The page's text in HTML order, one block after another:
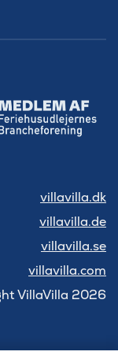
villavilla.dk
villavilla.de
villavilla.se
villavilla.com
VillaVilla 2026